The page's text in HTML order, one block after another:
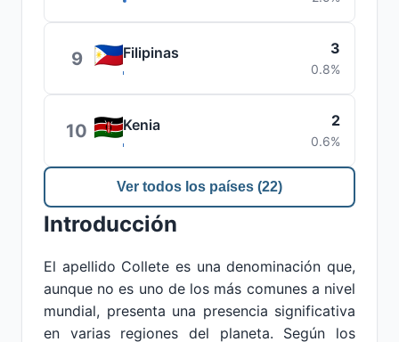
9 Filipinas 3
0.8%
10 Kenia 2
0.6%
Ver todos los países (22)
Introducción
El apellido Collete es una denominación que,
aunque no es uno de los más comunes a nivel
mundial, presenta una presencia significativa
en varias regiones del planeta. Según los